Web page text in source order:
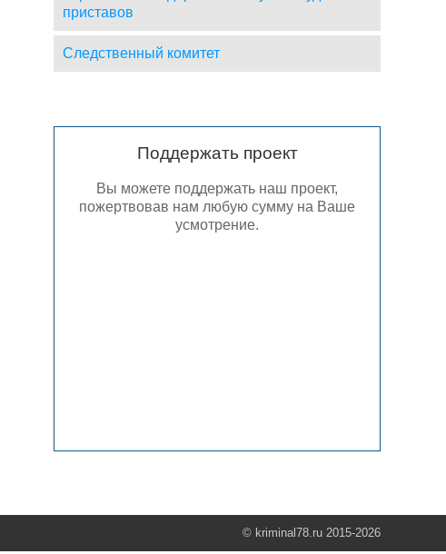
приставов
Следственный комитет
Поддержать проект
Вы можете поддержать наш проект,
пожертвовав нам любую сумму на Ваше
усмотрение.
© kriminal78.ru 2015-2026